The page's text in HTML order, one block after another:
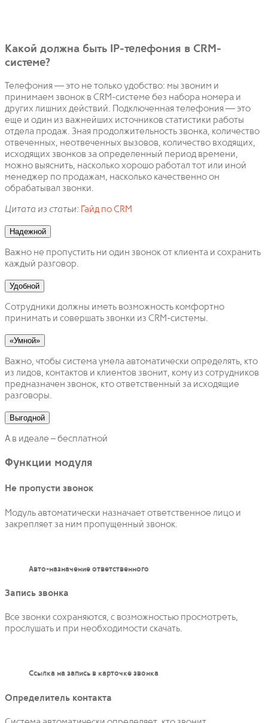
Какой должна быть IP-телефония в CRM-
системе?
Телефония — это не только удобство: мы звоним и
принимаем звонок в CRM-системе без набора номера и
других лишних действий. Подключенная телефония — это
еще и один из важнейших источников статистики работы
отдела продаж. Зная продолжительность звонка, количество
отвеченных, неотвеченных вызовов, количество входящих,
исходящих звонков за определенный период времени,
можно выяснить, насколько хорошо работал тот или иной
менеджер по продажам, насколько качественно он
обрабатывал звонки.
Цитата из статьи: Гайд по CRM
Надежной
Важно не пропустить ни один звонок от клиента и сохранить
каждый разговор.
Удобной
Сотрудники должны иметь возможность комфортно
принимать и совершать звонки из CRM-системы.
«Умной»
Важно, чтобы система умела автоматически определять, кто
из лидов, контактов и клиентов звонит, кому из сотрудников
предназначен звонок, кто ответственный за исходящие
разговоры.
Выгодной
А в идеале – бесплатной
Функции модуля
Не пропусти звонок
Модуль автоматически назначает ответственное лицо и
закрепляет за ним пропущенный звонок.
Авто-назначение ответственного
Запись звонка
Все звонки сохраняются, с возможностью просмотреть,
прослушать и при необходимости скачать.
Ссылка на запись в карточке звонка
Определитель контакта